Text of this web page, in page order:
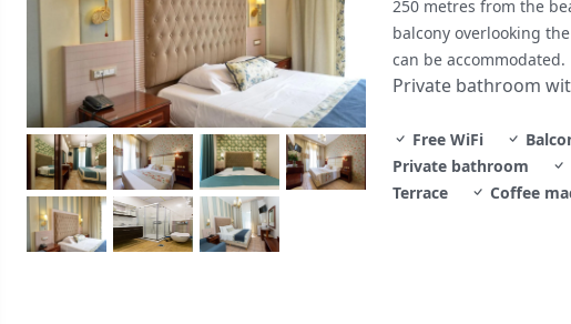
250 metres from the
balcony overlooking
can be accommodated.
Private bathroom
Free WiFi
Private bathroom
Terrace
Coffee